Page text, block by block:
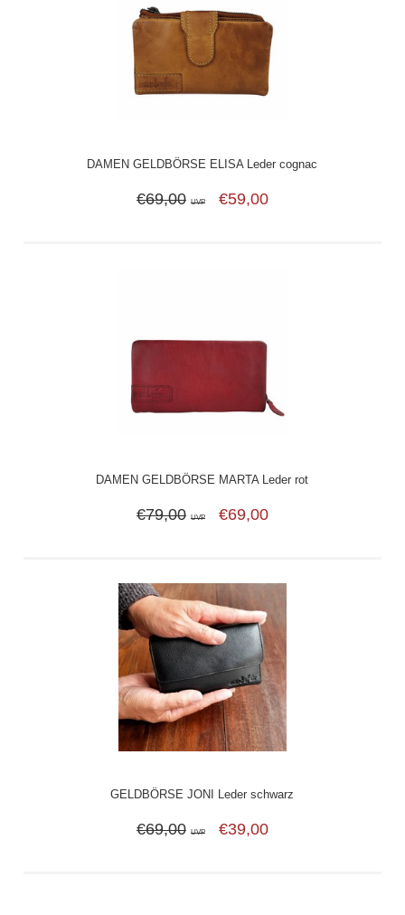
DAMEN GELDBÖRSE ELISA Leder cognac
€69,00 UVP €59,00
DAMEN GELDBÖRSE MARTA Leder rot
€79,00 UVP €69,00
GELDBÖRSE JONI Leder schwarz
€69,00 UVP €39,00